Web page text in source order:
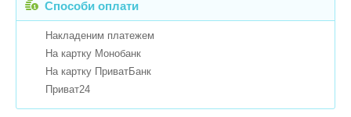
Способи оплати
Накладеним платежем
На картку Монобанк
На картку ПриватБанк
Приват24